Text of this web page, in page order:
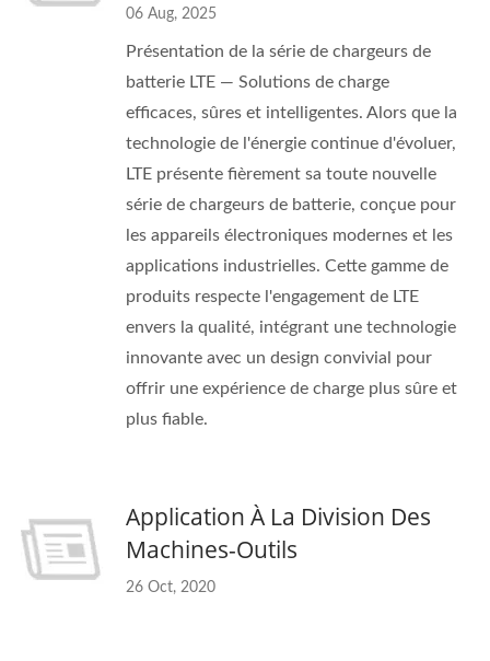
06 Aug, 2025
Présentation de la série de chargeurs de
batterie LTE — Solutions de charge
efficaces, sûres et intelligentes. Alors que la
technologie de l'énergie continue d'évoluer,
LTE présente fièrement sa toute nouvelle
série de chargeurs de batterie, conçue pour
les appareils électroniques modernes et les
applications industrielles. Cette gamme de
produits respecte l'engagement de LTE
envers la qualité, intégrant une technologie
innovante avec un design convivial pour
offrir une expérience de charge plus sûre et
plus fiable.
Application À La Division Des
Machines-Outils
26 Oct, 2020